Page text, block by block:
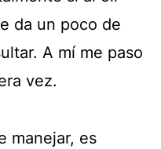
da un poco de
A mí me paso
vez.
manejar, es